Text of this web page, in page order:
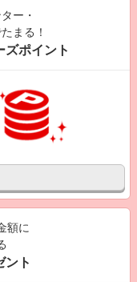
ー・
まる！
ズポイント
額に
ント